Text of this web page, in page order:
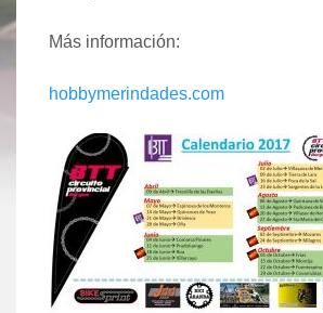
Más información:
hobbymerindades.com